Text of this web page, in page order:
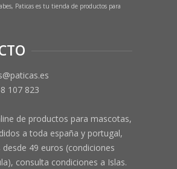
Paticas es tu tienda de productos para
107 823
de productos para mascotas,
a toda españa y portugal,
49 euros (condiciones
consulta condiciones a Islas.